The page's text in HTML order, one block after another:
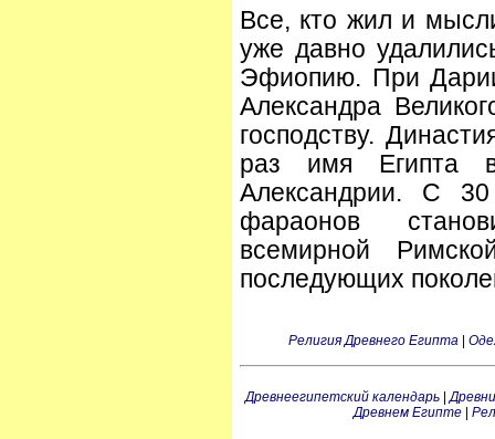
Все, кто жил и
уже давно
Эфиопию. При
Александра
господству.
раз имя Египта
Александрии. С
фараонов
всемирной
последующих
Религия Древнего Египта
Древнеегипетский календарь |
Древнем Египте